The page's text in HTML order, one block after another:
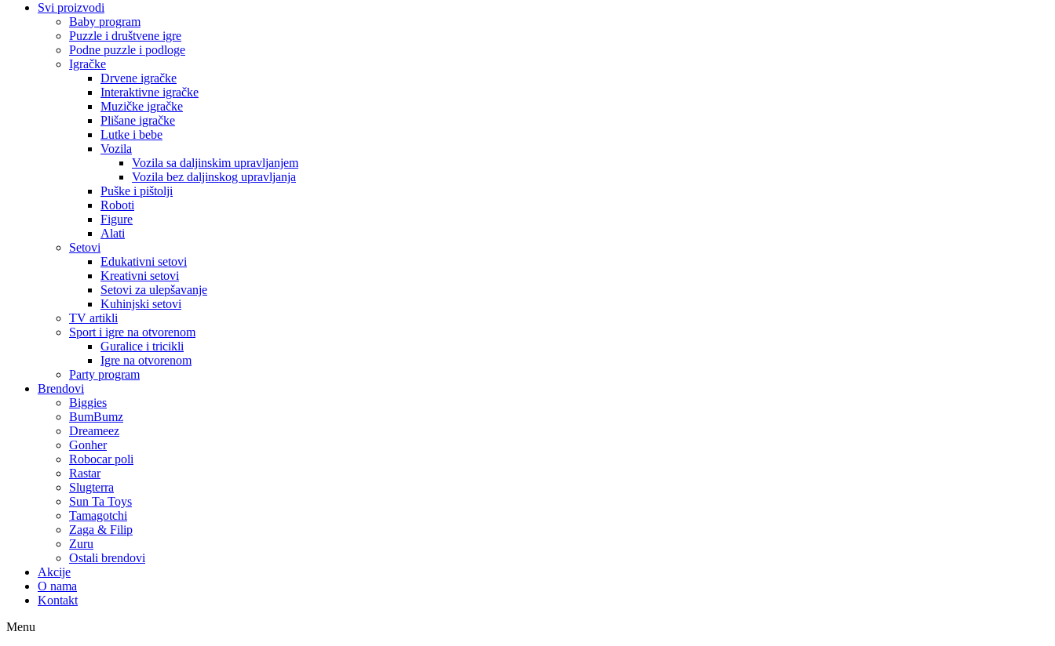
Svi proizvodi
Baby program
Puzzle i društvene igre
Podne puzzle i podloge
Igračke
Drvene igračke
Interaktivne igračke
Muzičke igračke
Plišane igračke
Lutke i bebe
Vozila
Vozila sa daljinskim upravljanjem
Vozila bez daljinskog upravljanja
Puške i pištolji
Roboti
Figure
Alati
Setovi
Edukativni setovi
Kreativni setovi
Setovi za ulepšavanje
Kuhinjski setovi
TV artikli
Sport i igre na otvorenom
Guralice i tricikli
Igre na otvorenom
Party program
Brendovi
Biggies
BumBumz
Dreameez
Gonher
Robocar poli
Rastar
Slugterra
Sun Ta Toys
Tamagotchi
Zaga & Filip
Zuru
Ostali brendovi
Akcije
O nama
Kontakt
Menu